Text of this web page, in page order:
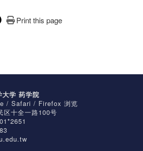
Print this page
学 药学院
/ Safari / Firefox 浏览
区十全一路100号